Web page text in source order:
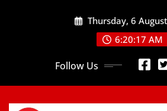
Thursday, 6
6:20:19 AM
Follow Us